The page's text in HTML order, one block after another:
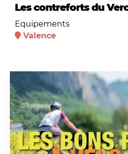
Les contreforts du
Equipements
Valence